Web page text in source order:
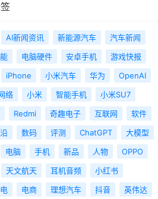
AI新闻资讯 新能源汽车
汽车新闻
电脑硬件 安卓手机
游戏快报
iPhone 小米汽车 华为
OpenAI
络 小米 智能手机
小米SU7
Redmi 奇趣电子 互联网
软件
数码 评测 ChatGPT
大模型
电脑 手机 新品 人物
OPPO
天文航天 耳机音频
小红书
电商 理想汽车 抖音
英伟达